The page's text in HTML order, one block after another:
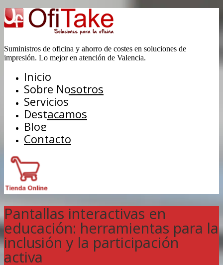
Suministros de oficina y ahorro de costes en soluciones de
impresión. Lo mejor en atención de Valencia.
Inicio
Sobre Nosotros
Servicios
Destacamos
Blog
Contacto
Pantallas interactivas en
educación: herramientas para la
inclusión y la participación
activa